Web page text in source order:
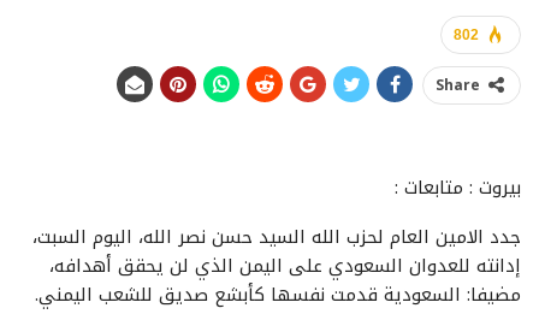
802
Share
بيروت : متابعات :
جدد الامين العام لحزب الله السيد حسن نصر الله، اليوم السبت،
إدانته للعدوان السعودي على اليمن الذي لن يحقق أهدافه،
مضيفا: السعودية قدمت نفسها كأبشع صديق للشعب اليمني.